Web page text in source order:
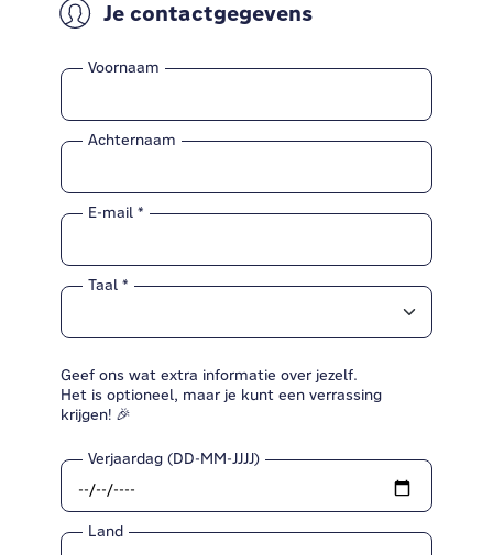
Je contactgegevens
Voornaam
Achternaam
E-mail
Taal
Geef ons wat extra informatie over jezelf.
Het is optioneel, maar je kunt een verrassing
krijgen! 🎉
Verjaardag (DD-MM-JJJJ)
Land